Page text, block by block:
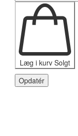
Læg i kurv Solgt